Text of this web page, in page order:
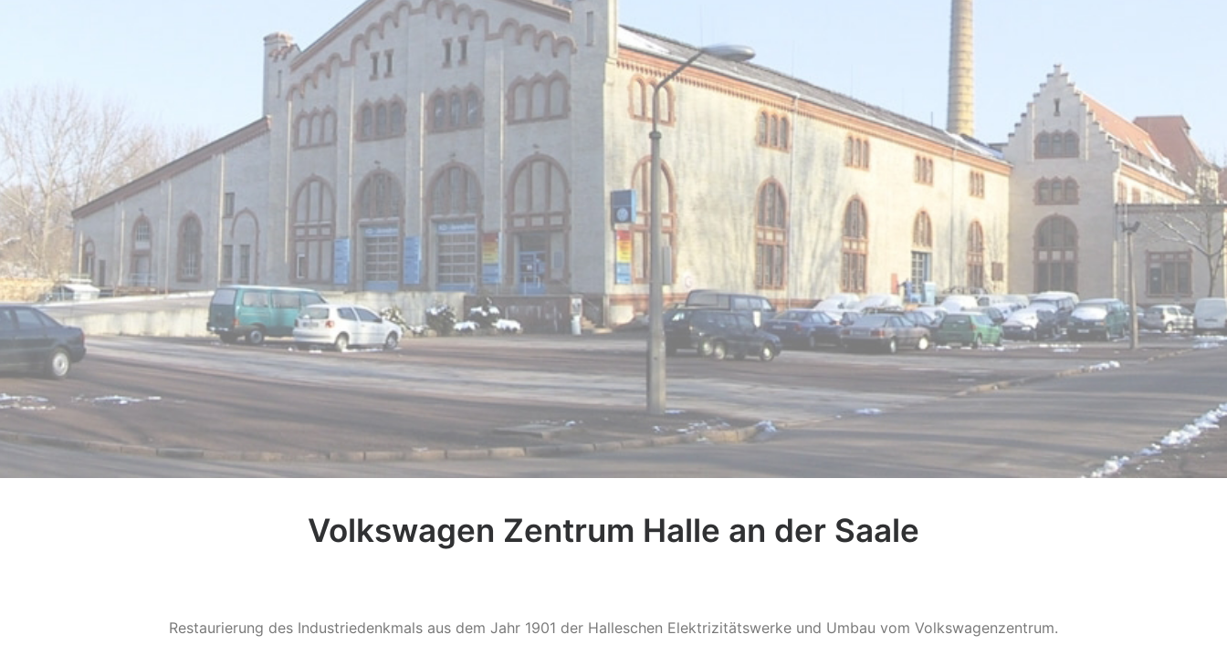
Volkswagen Zentrum Halle an der Saale
Restaurierung des Industriedenkmals aus dem Jahr 1901 der Halleschen Elektrizitätswerke und Umbau vom Volkswagenzentrum.